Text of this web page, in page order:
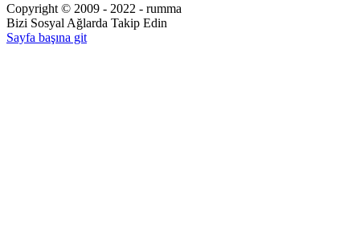
Copyright © 2009 - 2022 - rumma
Bizi Sosyal Ağlarda Takip Edin
Sayfa başına git